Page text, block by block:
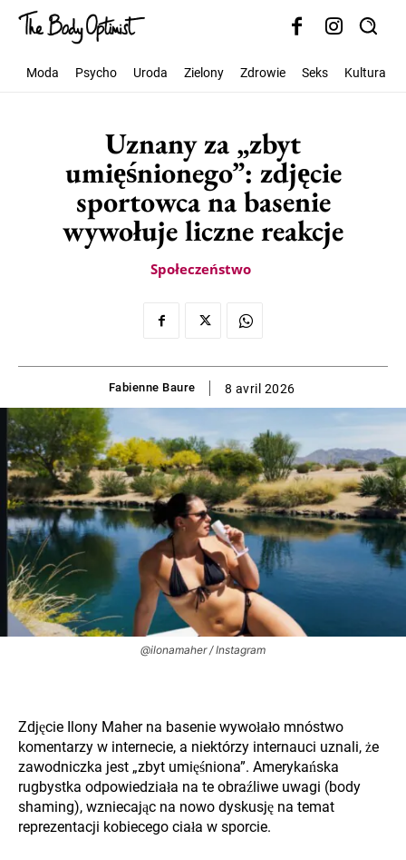
Moda Psycho Uroda Zielony Zdrowie Seks Kultura
Uznany za „zbyt
umięśnionego”: zdjęcie
sportowca na basenie
wywołuje liczne reakcje
Społeczeństwo
Fabienne Baure 8 avril 2026
@ilonamaher / Instagram
Zdjęcie Ilony Maher na basenie wywołało mnóstwo
komentarzy w internecie, a niektórzy internauci uznali, że
zawodniczka jest „zbyt umięśniona”. Amerykańska
rugbystka odpowiedziała na te obraźliwe uwagi (body
shaming), wzniecając na nowo dyskusję na temat
reprezentacji kobiecego ciała w sporcie.